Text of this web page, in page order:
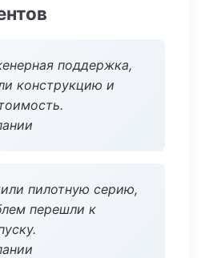
поддержка,
конструкцию и
пилотную серию,
перешли к